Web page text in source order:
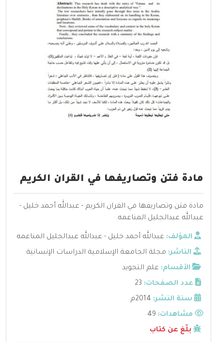
مادة فتن وتصاريفها في القران الكريم
مادة فتن وتصاريفها في القران الكريم - عبدالله أحمد خليل -
عبدالله عبدالجليل المناعمه
المؤلف: عبدالله أحمد خليل - عبدالله عبدالجليل المناعمه
الناشر: مجلة الجامعة الإسلامية الدراسات الإنسانية
الأقسام: علم التجويد
عدد الصفحات: 23
سنة النشر: 2014م
مشاهدات:
بلّغ عن كتاب